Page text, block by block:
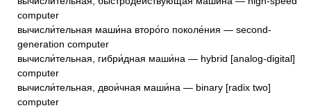
computer
вычисли́тельная маши́на второ́го поколе́ния — second-
generation computer
вычисли́тельная, гибри́дная маши́на — hybrid [analog-digital]
computer
вычисли́тельная, двои́чная маши́на — binary [radix two]
computer